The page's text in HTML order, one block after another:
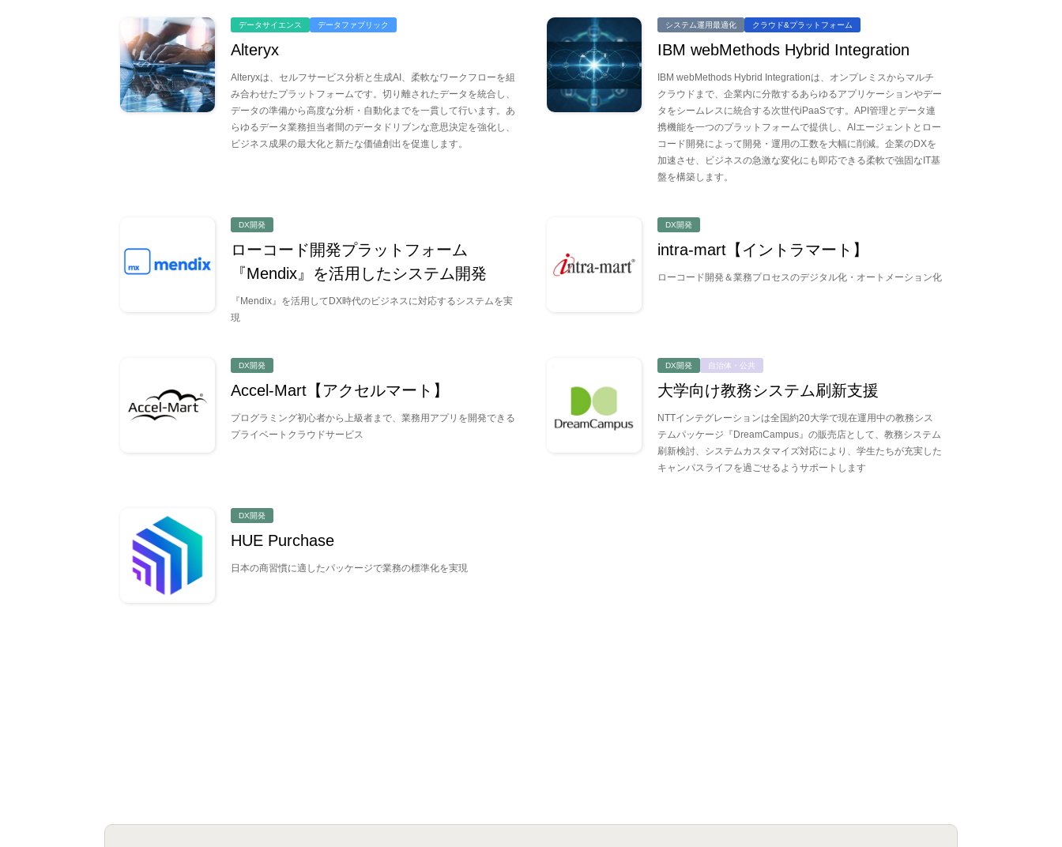
顧客や従業員の体験を向上させたい
セキュリティを強化して安心感を持ちたい
新しい挑戦でビジネスを変革したい
通信ネットワークを安心して利用したい
ヘルスケア・医療
自治体・公共・公
益・教育
流通業・小売り サービス業 通信業・メディア 製造業
データサイエンス データファブリック
Alteryx
Alteryxは、セルフサービス分析と生成AI、柔軟なワークフローを組
み合わせたプラットフォームです。切り離されたデータを統合し、
データの準備から高度な分析・自動化までを一貫して行います。あ
らゆるデータ業務担当者間のデータドリブンな意思決定を強化し、
ビジネス成果の最大化と新たな価値創出を促進します。
システム運用最適化 クラウド&プラットフォーム
IBM webMethods Hybrid Integration
IBM webMethods Hybrid Integrationは、オンプレミスからマルチ
クラウドまで、企業内に分散するあらゆるアプリケーションやデー
タをシームレスに統合する次世代iPaaSです。API管理とデータ連
携機能を一つのプラットフォームで提供し、AIエージェントとロー
コード開発によって開発・運用の工数を大幅に削減。企業のDXを
加速させ、ビジネスの急激な変化にも即応できる柔軟で強固なIT基
盤を構築します。
DX開発
ローコード開発プラットフォーム
『Mendix』を活用したシステム開発
『Mendix』を活用してDX時代のビジネスに対応するシステムを実
現
DX開発
intra-mart【イントラマート】
ローコード開発＆業務プロセスのデジタル化・オートメーション化
DX開発
Accel-Mart【アクセルマート】
プログラミング初心者から上級者まで、業務用アプリを開発できる
プライベートクラウドサービス
DX開発 自治体・公共
大学向け教務システム刷新支援
NTTインテグレーションは全国約20大学で現在運用中の教務シス
テムパッケージ『DreamCampus』の販売店として、教務システム
刷新検討、システムカスタマイズ対応により、学生たちが充実した
キャンパスライフを過ごせるようサポートします
DX開発
HUE Purchase
日本の商習慣に適したパッケージで業務の標準化を実現